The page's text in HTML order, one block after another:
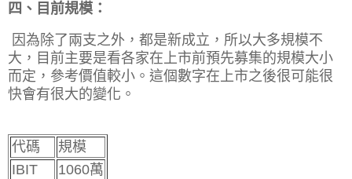
四、目前規模：
因為除了兩支之外，都是新成立，所以大多規模不
大，目前主要是看各家在上市前預先募集的規模大小
而定，參考價值較小。這個數字在上市之後很可能很
快會有很大的變化。
代碼
規模
IBIT
1060萬